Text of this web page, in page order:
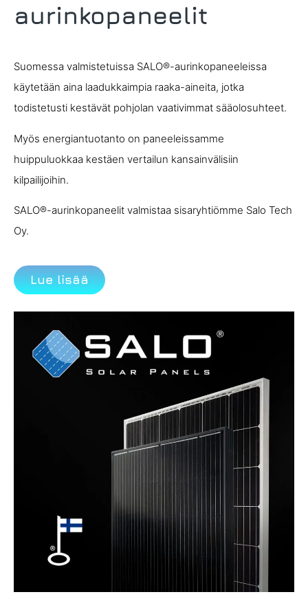
aurinkopaneelit
Suomessa valmistetuissa SALO®-aurinkopaneeleissa
käytetään aina laadukkaimpia raaka-aineita, jotka
todistetusti kestävät pohjolan vaativimmat sääolosuhteet.
Myös energiantuotanto on paneeleissamme
huippuluokkaa kestäen vertailun kansainvälisiin
kilpailijoihin.
SALO®-aurinkopaneelit valmistaa sisaryhtiömme Salo Tech
Oy.
Lue lisää